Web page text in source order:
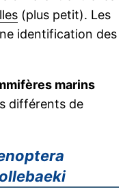
(plus petit). Les
identification des
marins
différents de